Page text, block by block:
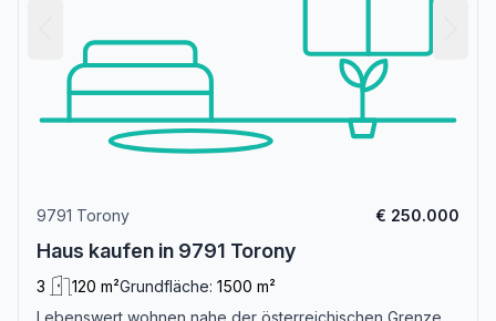
9791 Torony € 250.000
Haus kaufen in 9791 Torony
3 120 m²Grundfläche: 1500 m²